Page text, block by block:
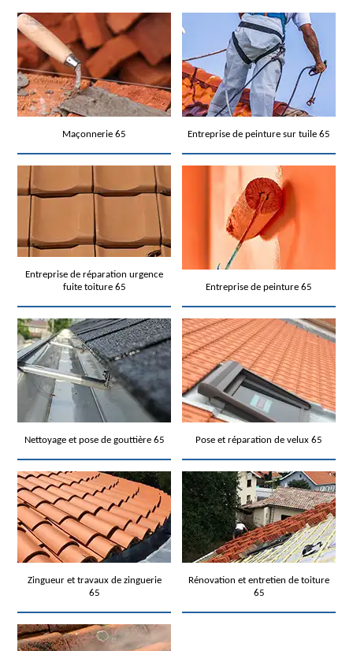
Maçonnerie 65 Entreprise de peinture sur tuile 65
Entreprise de réparation urgence
fuite toiture 65
Entreprise de peinture 65
Nettoyage et pose de gouttière 65 Pose et réparation de velux 65
Zingueur et travaux de zinguerie
65
Rénovation et entretien de toiture
65